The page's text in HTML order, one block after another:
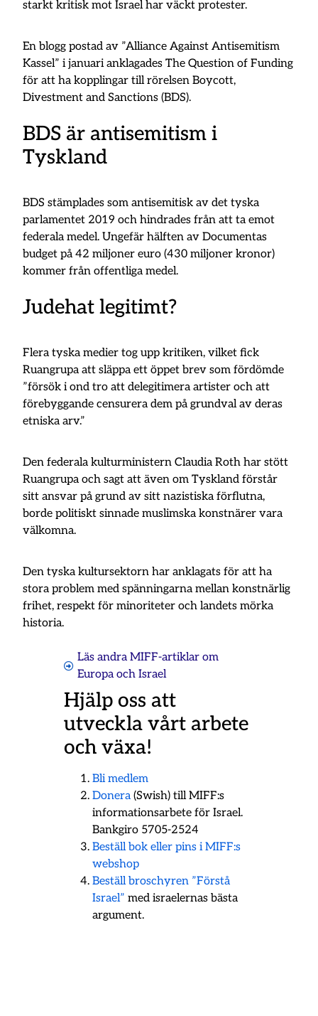
starkt kritisk mot Israel har väckt protester.
En blogg postad av ”Alliance Against Antisemitism
Kassel” i januari anklagades The Question of Funding
för att ha kopplingar till rörelsen Boycott,
Divestment and Sanctions (BDS).
BDS är antisemitism i
Tyskland
BDS stämplades som antisemitisk av det tyska
parlamentet 2019 och hindrades från att ta emot
federala medel. Ungefär hälften av Documentas
budget på 42 miljoner euro (430 miljoner kronor)
kommer från offentliga medel.
Judehat legitimt?
Flera tyska medier tog upp kritiken, vilket fick
Ruangrupa att släppa ett öppet brev som fördömde
”försök i ond tro att delegitimera artister och att
förebyggande censurera dem på grundval av deras
etniska arv.”
Den federala kulturministern Claudia Roth har stött
Ruangrupa och sagt att även om Tyskland förstår
sitt ansvar på grund av sitt nazistiska förflutna,
borde politiskt sinnade muslimska konstnärer vara
välkomna.
Den tyska kultursektorn har anklagats för att ha
stora problem med spänningarna mellan konstnärlig
frihet, respekt för minoriteter och landets mörka
historia.
Läs andra MIFF-artiklar om
Europa och Israel
Hjälp oss att
utveckla vårt arbete
och växa!
Bli medlem
Donera(Swish) till MIFF:s
informationsarbete för Israel.
Bankgiro 5705-2524
Beställ bok eller pins i MIFF:s
webshop
Beställ broschyren ”Förstå
Israel” med israelernas bästa
argument.